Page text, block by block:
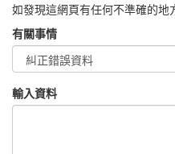
如發現這網頁有任何不準確的地
有關事情
輸入資料